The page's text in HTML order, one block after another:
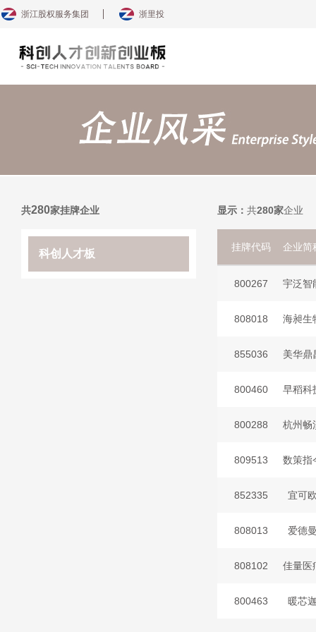
浙江股权服务集团 浙里投
共280家挂牌企业
科创人才板
显示： 共280家企业
挂牌代码 企业简
800267 宇泛智
808018 海昶生
855036 美华鼎
800460 早稻科
800288 杭州畅
809513 数策指
852335 宜可
808013 爱德
808102 佳量医
800463 暖芯